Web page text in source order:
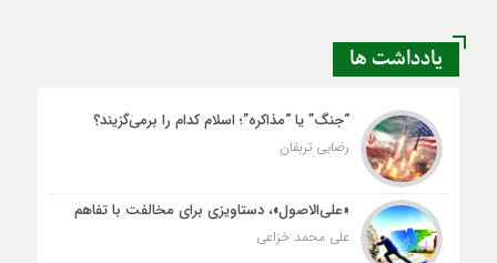
یادداشت ها
“جنگ” یا “مذاکره”؛ اسلام کدام را برمی‌گزیند؟
رضایی تربقان
«علی‌الاصول»، دستاویزی برای مخالفت با تفاهم
علی محمد خزاعی